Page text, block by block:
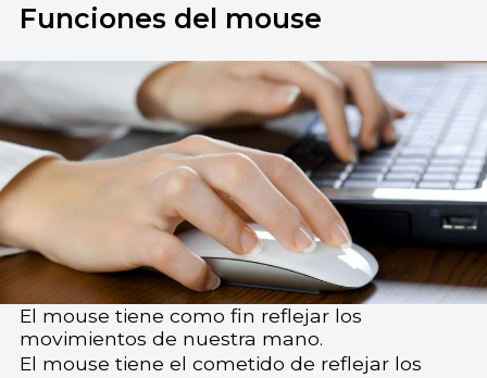
Funciones del mouse
El mouse tiene como fin reflejar los
movimientos de nuestra mano.
El mouse tiene el cometido de reflejar los